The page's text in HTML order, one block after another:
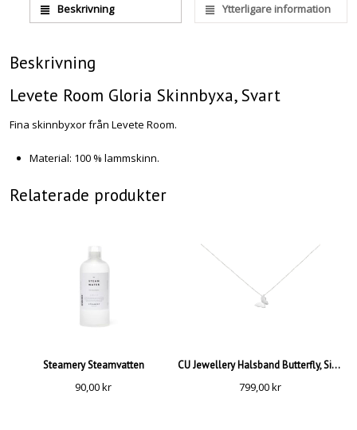
Beskrivning Ytterligare information
Beskrivning
Levete Room Gloria Skinnbyxa, Svart
Fina skinnbyxor från Levete Room.
Material: 100 % lammskinn.
Relaterade produkter
Steamery Steamvatten
90,00kr
CU Jewellery Halsband Butterfly, Silver
799,00kr